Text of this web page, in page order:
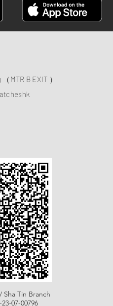
MTR B EXIT ）
Sha Tin Branch
07-00796